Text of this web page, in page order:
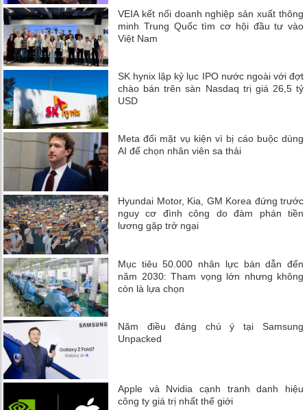
VEIA kết nối doanh nghiệp sản xuất thông
minh Trung Quốc tìm cơ hội đầu tư vào
Việt Nam
SK hynix lập kỷ lục IPO nước ngoài với đợt
chào bán trên sàn Nasdaq trị giá 26,5 tỷ
USD
Meta đối mặt vụ kiện vì bị cáo buộc dùng
AI để chọn nhân viên sa thải
Hyundai Motor, Kia, GM Korea đứng trước
nguy cơ đình công do đàm phán tiền
lương gặp trở ngại
Mục tiêu 50.000 nhân lực bán dẫn đến
năm 2030: Tham vọng lớn nhưng không
còn là lựa chọn
Năm điều đáng chú ý tại Samsung
Unpacked
Apple và Nvidia cạnh tranh danh hiệu
công ty giá trị nhất thế giới